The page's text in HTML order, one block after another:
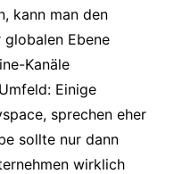
kann man den
Ebene
Kanäle
Einige
sprechen eher
sollte nur dann
wirklich